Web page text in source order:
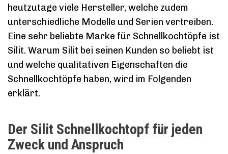
heutzutage viele Hersteller, welche zudem
unterschiedliche Modelle und Serien vertreiben.
Eine sehr beliebte Marke für Schnellkochtöpfe ist
Silit. Warum Silit bei seinen Kunden so beliebt ist
und welche qualitativen Eigenschaften die
Schnellkochtöpfe haben, wird im Folgenden
erklärt.
Der Silit Schnellkochtopf für jeden
Zweck und Anspruch